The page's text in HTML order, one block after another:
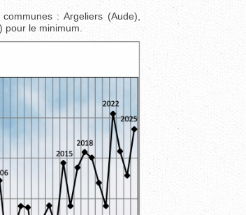
: Argeliers (Aude),
le minimum.